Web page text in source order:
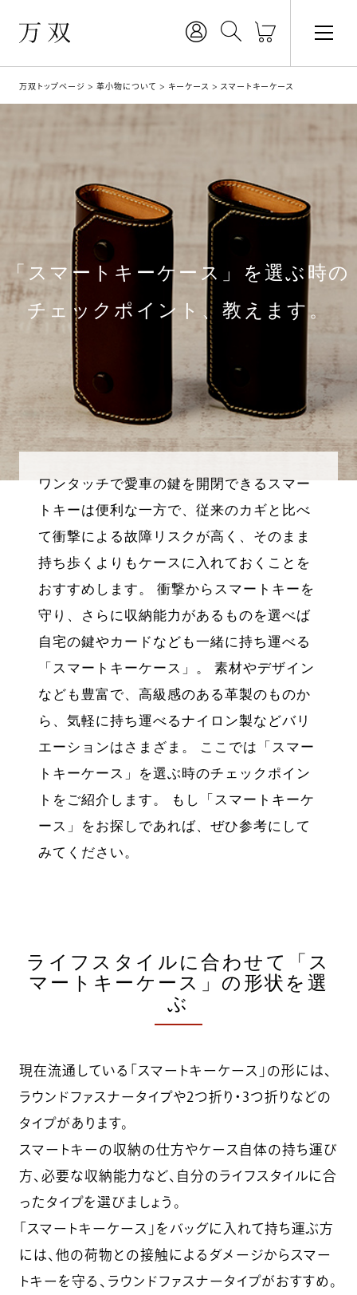
万双トップページ 革小物について キーケース スマートキーケース
「スマートキーケース」を選ぶ時の
チェックポイント、教えます。
ワンタッチで愛車の鍵を開閉できるスマー
トキーは便利な一方で、従来のカギと比べ
て衝撃による故障リスクが高く、そのまま
持ち歩くよりもケースに入れておくことを
おすすめします。 衝撃からスマートキーを
守り、さらに収納能力があるものを選べば
自宅の鍵やカードなども一緒に持ち運べる
「スマートキーケース」。 素材やデザイン
なども豊富で、高級感のある革製のものか
ら、気軽に持ち運べるナイロン製などバリ
エーションはさまざま。 ここでは「スマー
トキーケース」を選ぶ時のチェックポイン
トをご紹介します。 もし「スマートキーケ
ース」をお探しであれば、ぜひ参考にして
みてください。
ライフスタイルに合わせて「ス
マートキーケース」の形状を選
ぶ
現在流通している「スマートキーケース」の形には、
ラウンドファスナータイプや2つ折り・3つ折りなどの
タイプがあります。
スマートキーの収納の仕方やケース自体の持ち運び
方、必要な収納能力など、自分のライフスタイルに合
ったタイプを選びましょう。
「スマートキーケース」をバッグに入れて持ち運ぶ方
には、他の荷物との接触によるダメージからスマー
トキーを守る、ラウンドファスナータイプがおすすめ。